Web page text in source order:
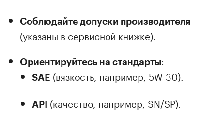
Соблюдайте допуски производителя
(указаны в сервисной книжке).
Ориентируйтесь на стандарты:
SAE (вязкость, например, 5W-30).
API (качество, например, SN/SP).